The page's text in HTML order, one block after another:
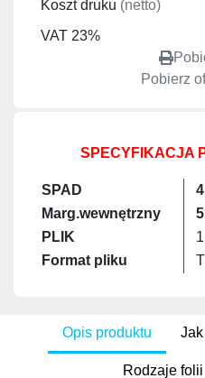
Koszt druku (netto)
VAT 23%
Pobierz
SPECYFIKACJA
SPAD 4
Marg.wewnętrzny
5
PLIK
Format pliku
Opis produktu
Rodzaje folii